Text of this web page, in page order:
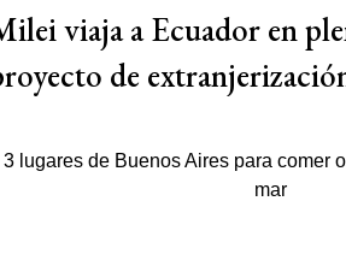
viaja a Ecuador en
de